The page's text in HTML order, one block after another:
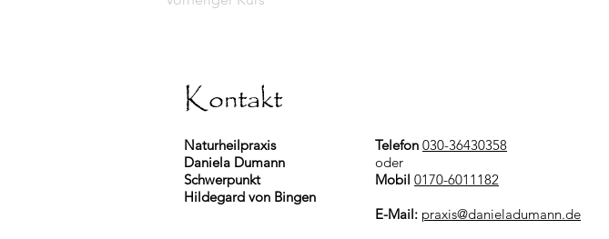
Kontakt
Naturheilpraxis
Daniela Dumann
Schwerpunkt
Hildegard von Bingen
Telefon 030-36430358
oder
Mobil 0170-6011182
E-Mail: praxis@danieladumann.de